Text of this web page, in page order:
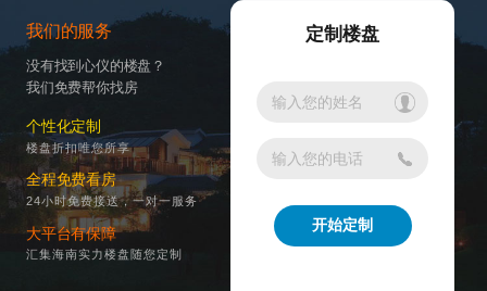
我们的服务
没有找到心仪的楼盘？
我们免费帮你找房
个性化定制
楼盘折扣唯您所享
全程免费看房
24小时免费接送，一对一服务
大平台有保障
汇集海南实力楼盘随您定制
定制楼盘